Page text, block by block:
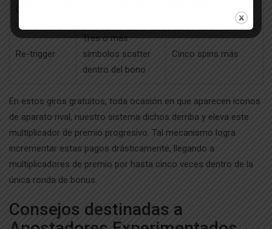
Re-trigger
Tres o más
símbolos scatter
dentro del bono
Cinco spins más
En estos giros gratuitos, toda ocasión en que aparecen iconos
de aparato rival, nuestro sistema dichos derriba y eleva este
multiplicador de premio progresivo. Tal mecanismo logra
incrementar estas pagos drásticamente, llegando a
multiplicadores de premio por hasta cinco veces dentro de la
única ronda de bonus.
Consejos destinadas a